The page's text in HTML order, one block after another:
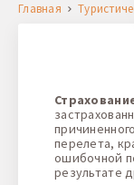
Куда
Возврат
1 + 0 + 0
Главная
перелета,
ошибочной
результате